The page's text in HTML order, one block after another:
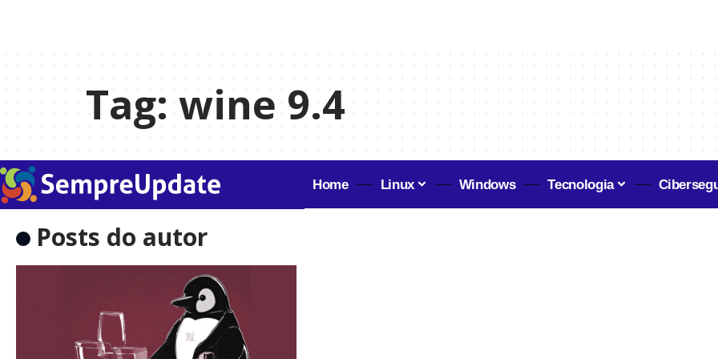
Tag:wine 9.4
Home Linux Windows Tecnologia
Posts do autor